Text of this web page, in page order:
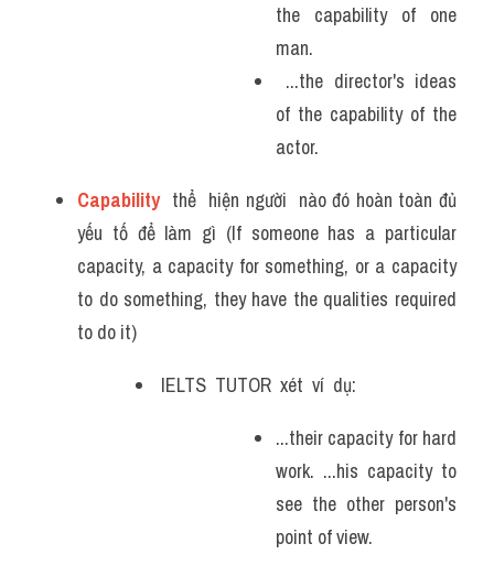
the capability of one
man.
...the director's ideas
of the capability of the
actor.
Capability thể  hiện người  nào đó hoàn toàn đủ
yếu tố để làm gì (If someone has a particular
capacity, a capacity for something, or a capacity
to do something, they have the qualities required
to do it)
IELTS  TUTOR  xét  ví  dụ:
...their capacity for hard
work. ...his capacity to
see the other person's
point of view.